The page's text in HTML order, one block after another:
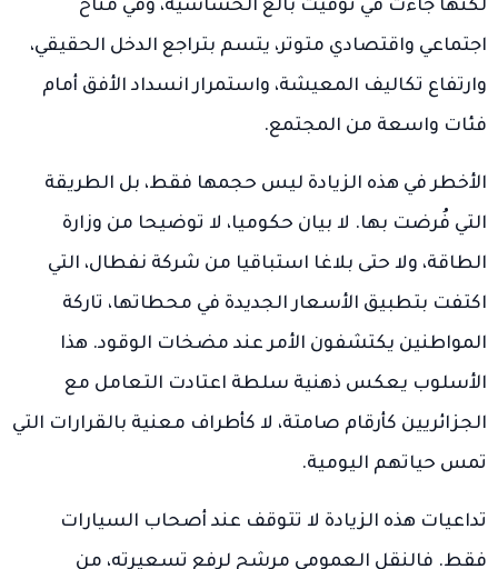
لكنها جاءت في توقيت بالغ الحساسية، وفي مناخ
اجتماعي واقتصادي متوتر، يتسم بتراجع الدخل الحقيقي،
وارتفاع تكاليف المعيشة، واستمرار انسداد الأفق أمام
فئات واسعة من المجتمع.
الأخطر في هذه الزيادة ليس حجمها فقط، بل الطريقة
التي فُرضت بها. لا بيان حكوميا، لا توضيحا من وزارة
الطاقة، ولا حتى بلاغا استباقيا من شركة نفطال، التي
اكتفت بتطبيق الأسعار الجديدة في محطاتها، تاركة
المواطنين يكتشفون الأمر عند مضخات الوقود. هذا
الأسلوب يعكس ذهنية سلطة اعتادت التعامل مع
الجزائريين كأرقام صامتة، لا كأطراف معنية بالقرارات التي
تمس حياتهم اليومية.
تداعيات هذه الزيادة لا تتوقف عند أصحاب السيارات
فقط. فالنقل العمومي مرشح لرفع تسعيرته، من